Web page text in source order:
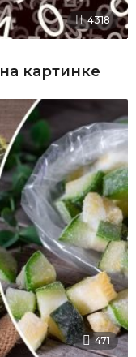
4318
картинке
471